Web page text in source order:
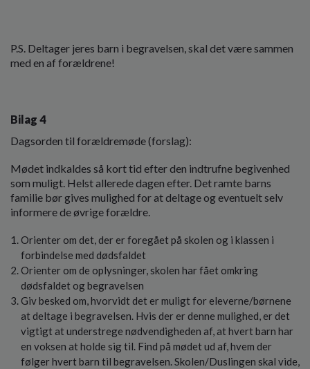
P.S. Deltager jeres barn i begravelsen, skal det være sammen
med en af forældrene!
Bilag 4
Dagsorden til forældremøde (forslag):
Mødet indkaldes så kort tid efter den indtrufne begivenhed
som muligt. Helst allerede dagen efter. Det ramte barns
familie bør gives mulighed for at deltage og eventuelt selv
informere de øvrige forældre.
Orienter om det, der er foregået på skolen og i klassen i
forbindelse med dødsfaldet
Orienter om de oplysninger, skolen har fået omkring
dødsfaldet og begravelsen
Giv besked om, hvorvidt det er muligt for eleverne/børnene
at deltage i begravelsen. Hvis der er denne mulighed, er det
vigtigt at understrege nødvendigheden af, at hvert barn har
en voksen at holde sig til. Find på mødet ud af, hvem der
følger hvert barn til begravelsen. Skolen/Duslingen skal vide,